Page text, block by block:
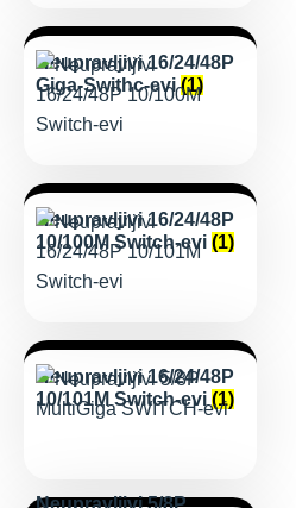
Neupravljivi 16/24/48P
Giga-Swithc-evi(1)
Neupravljivi 16/24/48P
10/100M Switch-evi (1)
Neupravljivi 16/24/48P
10/101M Switch-evi (1)
Neupravljivi 5/8P